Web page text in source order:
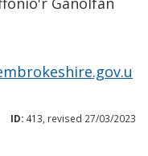
ID: 413, revised 27/03/2023